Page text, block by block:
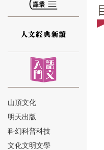
⑫
⑬
山頂文化
明天出版
科幻科普科技
文化文明文學